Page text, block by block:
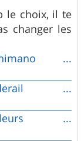
le choix, il te
changer les
Shimano ...
derail ...
...